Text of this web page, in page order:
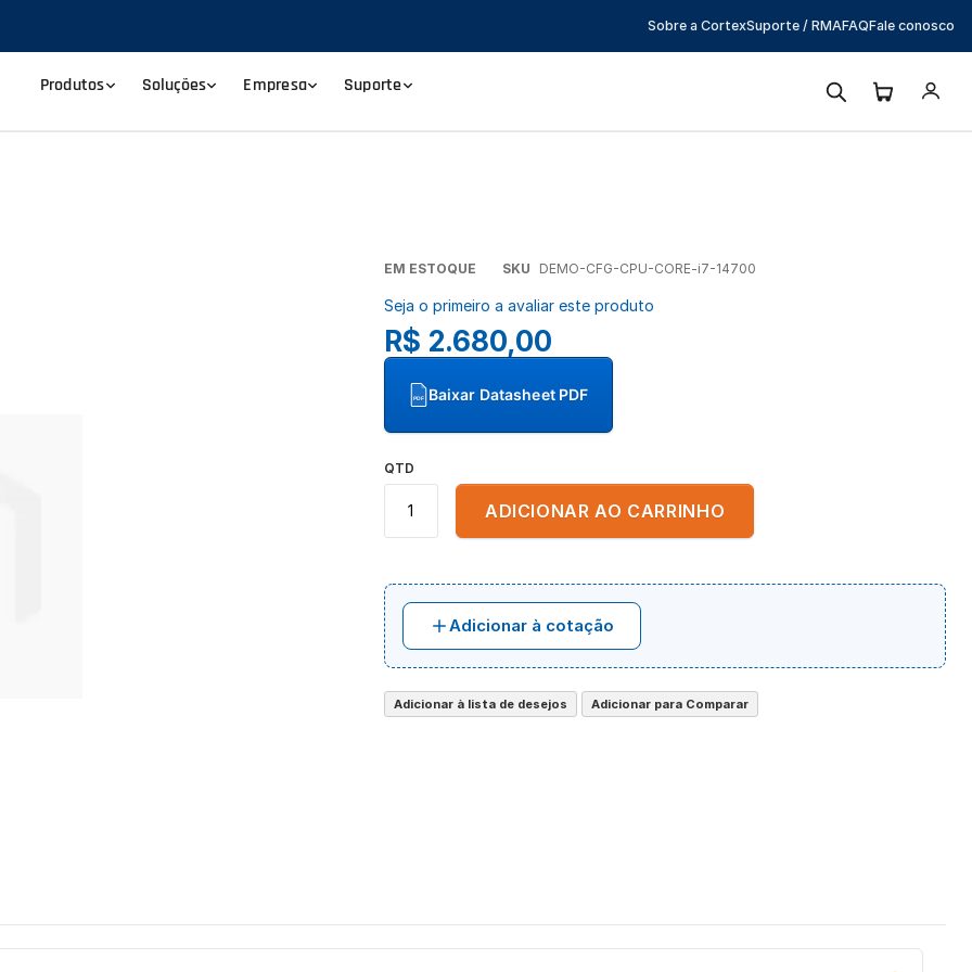
Sobre a CortexSuporte / RMAFAQFale conosco
Produtos Soluções Empresa Suporte
EM ESTOQUE SKU DEMO-CFG-CPU-CORE-i7-14700
Seja o primeiro a avaliar este produto
R$ 2.680,00
PDF Baixar Datasheet PDF
QTD
ADICIONAR AO CARRINHO
Adicionar à cotação
Adicionar à lista de desejos Adicionar para Comparar